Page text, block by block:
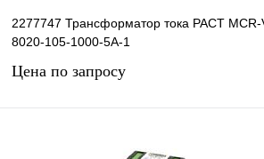
2277747 Трансформатор тока PACT MCR-
8020-105-1000-5A-1
Цена по запросу